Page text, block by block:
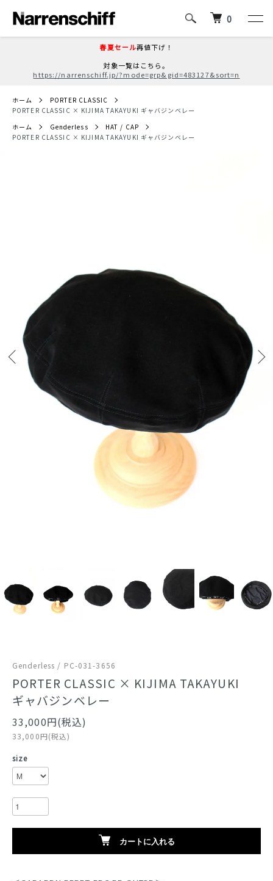
春夏セール再値下げ！
対象一覧はこちら。
https://narrenschiff.jp/?mode=grp&gid=483127&sort=n
0
ホーム
PORTER CLASSIC
PORTER CLASSIC × KIJIMA TAKAYUKI ギャバジンベレー
ホーム
Genderless
HAT / CAP
PORTER CLASSIC × KIJIMA TAKAYUKI ギャバジンベレー
Genderless / PC-031-3656
PORTER CLASSIC × KIJIMA TAKAYUKI
ギャバジンベレー
33,000円(税込)
33,000円(税込)
size
カートに入れる